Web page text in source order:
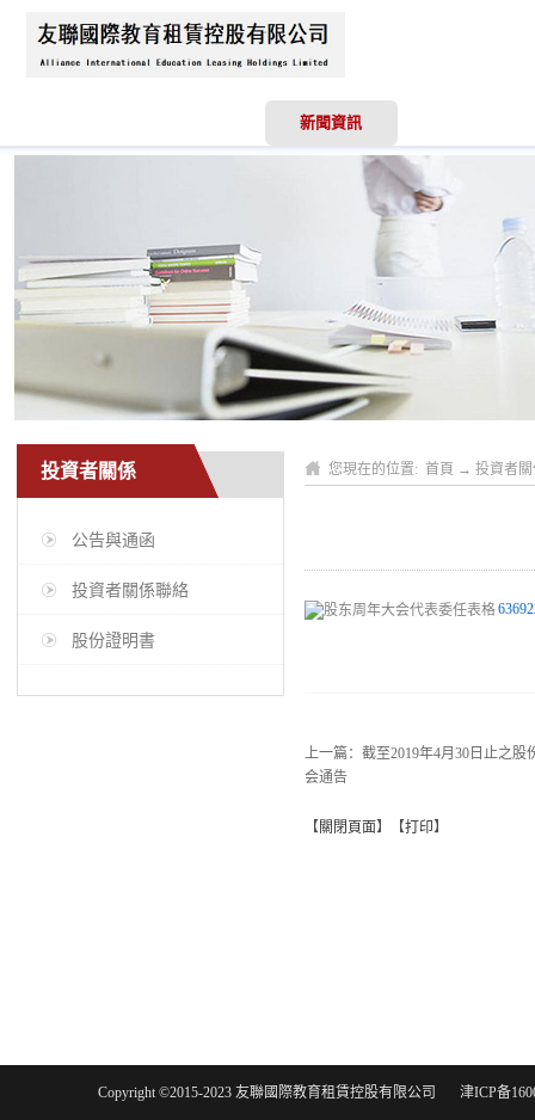
新聞資訊
投資者關係
公告與通函
投資者關係聯絡
股份證明書
您現在的位置: 首頁 → 投資者
上一篇： 截至2019年4月30日止之
会通告
【 關閉頁面】【打印】
Copyright ©2015-2023 友聯國際教育租賃控股有限公司 津ICP备